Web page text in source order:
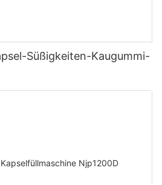
Süßigkeiten-Kaugummi-